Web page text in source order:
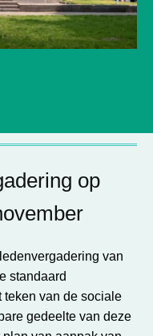
op
van
standaard
teken van de sociale
gedeelte van deze